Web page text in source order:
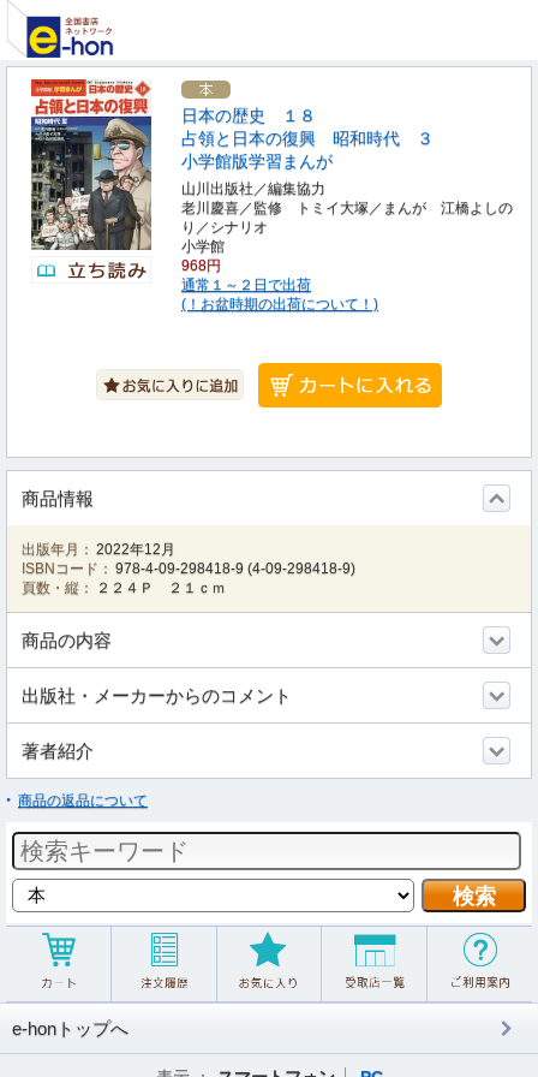
日本の歴史 １８
占領と日本の復興 昭和時代 ３
小学館版学習まんが
山川出版社／編集協力
老川慶喜／監修 トミイ大塚／まんが 江橋よしの
り／シナリオ
小学館
968円
通常１～２日で出荷
(！お盆時期の出荷について！)
商品情報
出版年月： 2022年12月
ISBNコード： 978-4-09-298418-9 (4-09-298418-9)
頁数・縦：
２２４Ｐ ２１ｃｍ
商品の内容
出版社・メーカーからのコメント
著者紹介
商品の返品について
e-honトップへ